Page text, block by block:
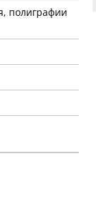
полиграфии